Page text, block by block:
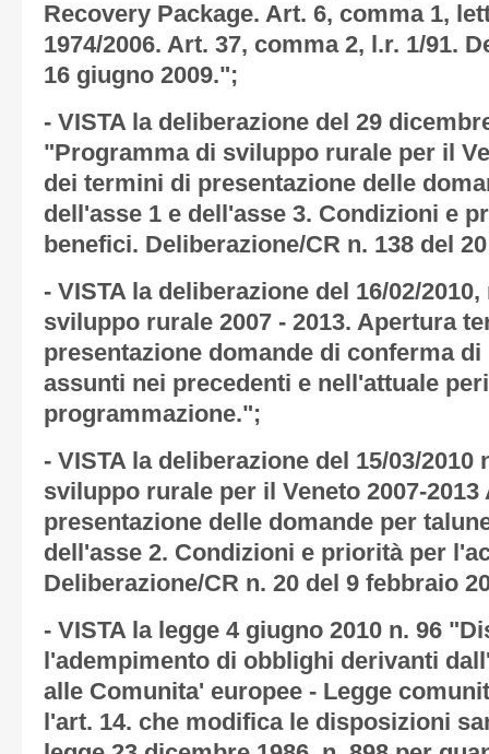
Recovery Package. Art. 6, comma 1,
1974/2006. Art. 37, comma 2, l.r. 1/91.
16 giugno 2009.";
- VISTA la deliberazione del 29
"Programma di sviluppo rurale per il
dei termini di presentazione delle
dell'asse 1 e dell'asse 3. Condizioni e
benefici. Deliberazione/CR n. 138 del
- VISTA la deliberazione del 16/02/
sviluppo rurale 2007 - 2013. Apertura
presentazione domande di conferma
assunti nei precedenti e nell'attuale
programmazione.";
- VISTA la deliberazione del 15/03/
sviluppo rurale per il Veneto 2007-
presentazione delle domande per
dell'asse 2. Condizioni e priorità per
Deliberazione/CR n. 20 del 9 febbraio
- VISTA la legge 4 giugno 2010 n. 96
l'adempimento di obblighi derivanti
alle Comunita' europee - Legge
l'art. 14. che modifica le disposizioni